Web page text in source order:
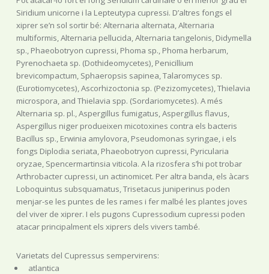
Siridium unicorne i la Lepteutypa cupressi. D’altres fongs el
xiprer se’n sol sortir bé: Alternaria alternata, Alternaria
multiformis, Alternaria pellucida, Alternaria tangelonis, Didymella
sp., Phaeobotryon cupressi, Phoma sp., Phoma herbarum,
Pyrenochaeta sp. (Dothideomycetes), Penicillium
brevicompactum, Sphaeropsis sapinea, Talaromyces sp.
(Eurotiomycetes), Ascorhizoctonia sp. (Pezizomycetes), Thielavia
microspora, and Thielavia spp. (Sordariomycetes). A més
Alternaria sp. pl., Aspergillus fumigatus, Aspergillus flavus,
Aspergillus niger produeixen micotoxines contra els bacteris
Bacillus sp., Erwinia amylovora, Pseudomonas syringae, i els
fongs Diplodia seriata, Phaeobotryon cupressi, Pyricularia
oryzae, Spencermartinsia viticola. A la rizosfera s’hi pot trobar
Arthrobacter cupressi, un actinomicet. Per altra banda, els àcars
Loboquintus subsquamatus, Trisetacus juniperinus poden
menjar-se les puntes de les rames i fer malbé les plantes joves
del viver de xiprer. I els pugons Cupressodium cupressi poden
atacar principalment els xiprers dels vivers també.
Varietats del Cupressus sempervirens:
atlantica